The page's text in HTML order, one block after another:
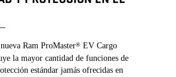
Ram ProMaster® EV Cargo
la mayor cantidad de funciones de
estándar jamás ofrecidas en